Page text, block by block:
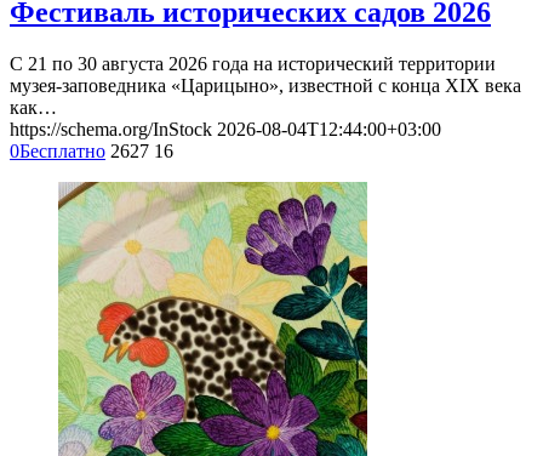
Фестиваль исторических садов 2026
С 21 по 30 августа 2026 года на исторический территории
музея-заповедника «Царицыно», известной с конца XIX века
как…
https://schema.org/InStock 2026-08-04T12:44:00+03:00
0Бесплатно 2627 16